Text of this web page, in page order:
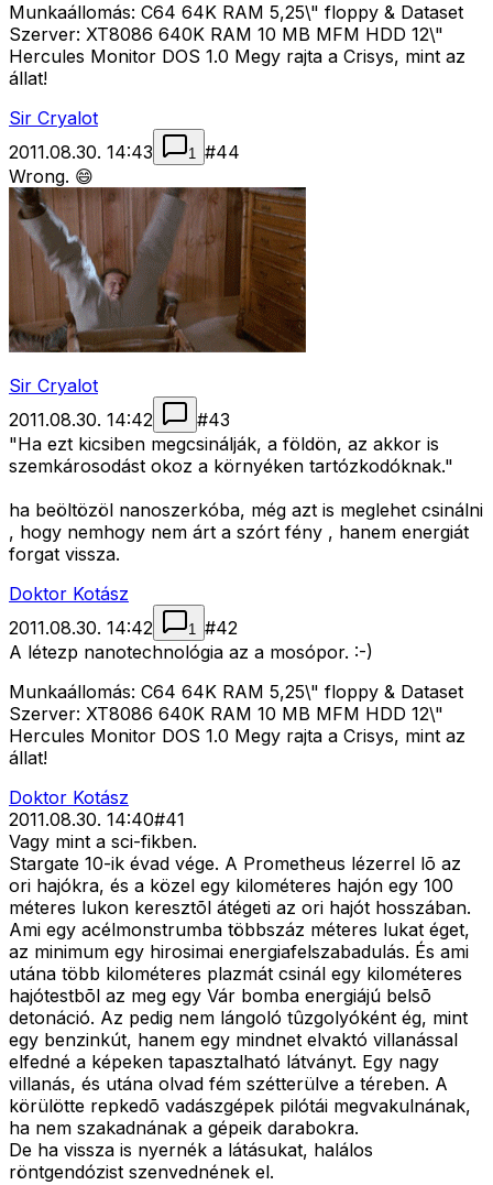
Munkaállomás: C64 64K RAM 5,25\" floppy & Dataset
Szerver: XT8086 640K RAM 10 MB MFM HDD 12\"
Hercules Monitor DOS 1.0 Megy rajta a Crisys, mint az
állat!
Sir Cryalot
2011.08.30. 14:43
1 #44
Wrong. 😄
Sir Cryalot
2011.08.30. 14:42
#43
"Ha ezt kicsiben megcsinálják, a földön, az akkor is
szemkárosodást okoz a környéken tartózkodóknak."
ha beöltözöl nanoszerkóba, még azt is meglehet csinálni
, hogy nemhogy nem árt a szórt fény , hanem energiát
forgat vissza.
Doktor Kotász
2011.08.30. 14:42
1 #42
A létezp nanotechnológia az a mosópor. :-)
Munkaállomás: C64 64K RAM 5,25\" floppy & Dataset
Szerver: XT8086 640K RAM 10 MB MFM HDD 12\"
Hercules Monitor DOS 1.0 Megy rajta a Crisys, mint az
állat!
Doktor Kotász
2011.08.30. 14:40#41
Vagy mint a sci-fikben.
Stargate 10-ik évad vége. A Prometheus lézerrel lõ az
ori hajókra, és a közel egy kilométeres hajón egy 100
méteres lukon keresztõl átégeti az ori hajót hosszában.
Ami egy acélmonstrumba többszáz méteres lukat éget,
az minimum egy hirosimai energiafelszabadulás. És ami
utána több kilométeres plazmát csinál egy kilométeres
hajótestbõl az meg egy Vár bomba energiájú belsõ
detonáció. Az pedig nem lángoló tûzgolyóként ég, mint
egy benzinkút, hanem egy mindnet elvaktó villanással
elfedné a képeken tapasztalható látványt. Egy nagy
villanás, és utána olvad fém szétterülve a téreben. A
körülötte repkedõ vadászgépek pilótái megvakulnának,
ha nem szakadnának a gépeik darabokra.
De ha vissza is nyernék a látásukat, halálos
röntgendózist szenvednének el.